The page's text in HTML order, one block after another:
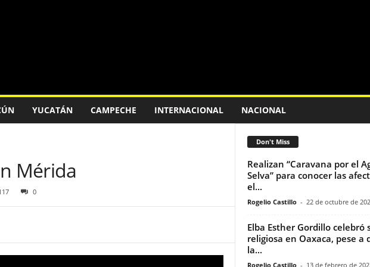
YUCATÁN CAMPECHE INTERNACIONAL NACIONAL
Mérida
0
Don't Miss
Realizan “Caravana por el
Selva” para conocer las
el...
Rogelio Castillo - 22 de octubre de
Elba Esther Gordillo celebró
religiosa en Oaxaca, pese a
la...
Rogelio Castillo - 13 de febrero de